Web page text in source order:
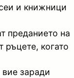
и книжници
преданието на
ръцете, когато
заради